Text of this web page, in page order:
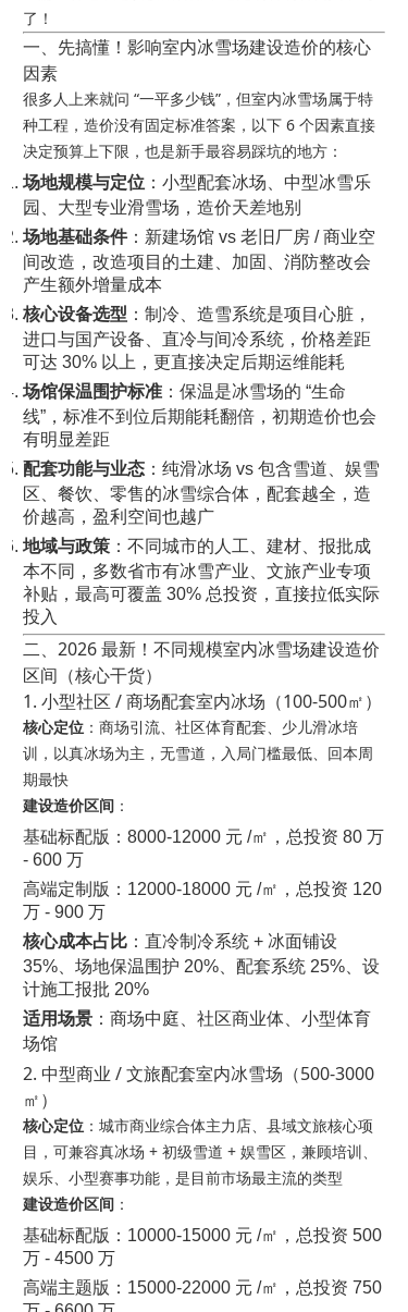
了！
一、先搞懂！影响室内冰雪场建设造价的核心
因素
很多人上来就问 “一平多少钱”，但室内冰雪场属于特
种工程，造价没有固定标准答案，以下 6 个因素直接
决定预算上下限，也是新手最容易踩坑的地方：
场地规模与定位 ：小型配套冰场、中型冰雪乐
园、大型专业滑雪场，造价天差地别
场地基础条件：新建场馆 vs 老旧厂房 / 商业空
间改造，改造项目的土建、加固、消防整改会
产生额外增量成本
核心设备选型 ：制冷、造雪系统是项目心脏，
进口与国产设备、直冷与间冷系统，价格差距
可达 30% 以上，更直接决定后期运维能耗
场馆保温围护标准 ：保温是冰雪场的 “生命
线”，标准不到位后期能耗翻倍，初期造价也会
有明显差距
配套功能与业态 ：纯滑冰场 vs 包含雪道、娱雪
区、餐饮、零售的冰雪综合体，配套越全，造
价越高，盈利空间也越广
地域与政策 ：不同城市的人工、建材、报批成
本不同，多数省市有冰雪产业、文旅产业专项
补贴，最高可覆盖 30% 总投资，直接拉低实际
投入
二、2026 最新！不同规模室内冰雪场建设造价
区间（核心干货）
1. 小型社区 / 商场配套室内冰场（100-500㎡）
核心定位 ：商场引流、社区体育配套、少儿滑冰培
训，以真冰场为主，无雪道，入局门槛最低、回本周
期最快
建设造价区间 ：
基础标配版：8000-12000 元 /㎡，总投资 80 万
- 600 万
高端定制版：12000-18000 元 /㎡，总投资 120
万 - 900 万
核心成本占比 ：直冷制冷系统 + 冰面铺设
35%、场地保温围护 20%、配套系统 25%、设
计施工报批 20%
适用场景 ：商场中庭、社区商业体、小型体育
场馆
2. 中型商业 / 文旅配套室内冰雪场（500-3000
㎡）
核心定位 ：城市商业综合体主力店、县域文旅核心项
目，可兼容真冰场 + 初级雪道 + 娱雪区，兼顾培训、
娱乐、小型赛事功能，是目前市场最主流的类型
建设造价区间 ：
基础标配版：10000-15000 元 /㎡，总投资 500
万 - 4500 万
高端主题版：15000-22000 元 /㎡，总投资 750